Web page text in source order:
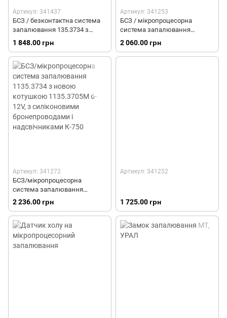
Артикул: 341437
БСЗ / безконтактна система
запалювання 135.3734 з
новою котушкою 135.3705М
12V, з силіконовими чорними
бронепровода і надсвечнікамі
МТ, УРАЛ
1 848.00 грн
Артикул: 341253
БСЗ / мікропроцесорна
система запалювання
1135.3734 з новою котушкою
1135.3705М 6-12V
2 060.00 грн
Артикул: 341272
БСЗ/мікропроцесорна
система запалювання
1135.3734 з новою котушкою
1135.3705М 6-12V, з
силіконовими
бронепроводами і
надсвічниками К-750
2 236.00 грн
Артикул: 341252
1 725.00 грн